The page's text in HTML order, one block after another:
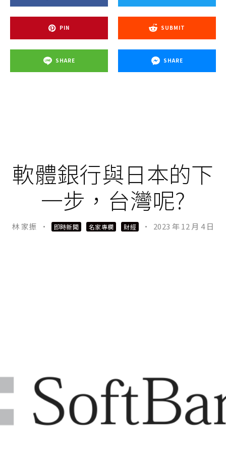
PIN SUBMIT
SHARE SHARE
軟體銀行與日本的下
一步，台灣呢?
林 家振 · 即時新聞 名家專欄 財經 · 2023 年 12 月 4 日